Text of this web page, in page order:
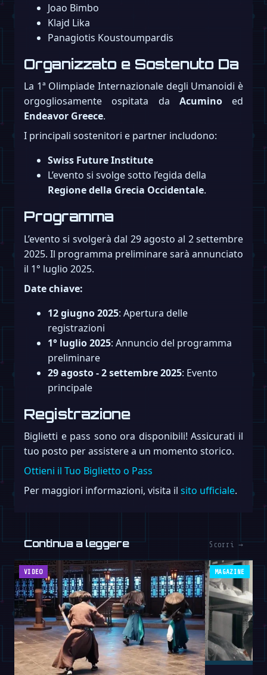
Joao Bimbo
Klajd Lika
Panagiotis Koustoumpardis
Organizzato e Sostenuto Da
La 1ª Olimpiade Internazionale degli Umanoidi è
orgogliosamente ospitata da Acuminoed
Endeavor Greece.
I principali sostenitori e partner includono:
Swiss Future Institute
L’evento si svolge sotto l’egida della
Regione della Grecia Occidentale.
Programma
L’evento si svolgerà dal 29 agosto al 2 settembre
2025. Il programma preliminare sarà annunciato
il 1° luglio 2025.
Date chiave:
12 giugno 2025: Apertura delle
registrazioni
1° luglio 2025: Annuncio del programma
preliminare
29 agosto - 2 settembre 2025: Evento
principale
Registrazione
Biglietti e pass sono ora disponibili! Assicurati il
tuo posto per assistere a un momento storico.
Ottieni il Tuo Biglietto o Pass
Per maggiori informazioni, visita il sito ufficiale.
Continua a leggere Scorri →
VIDEO MAGAZINE